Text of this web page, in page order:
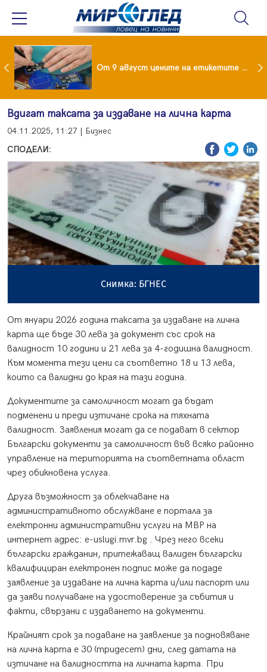
Проект за изграждане на 13-етажна "мегаджамия" разгневи жителите на Лондон От 9 август цените на етикетите само в евро
Вдигат таксата за издаване на лична карта
04.11.2025, 11:27 | Бизнес
СПОДЕЛИ:
Снимка: БГНЕС
От януари 2026 година таксата за издаване на лична
карта ще бъде 30 лева за документ със срок на
валидност 10 години и 21 лева за 4-годишна валидност.
Към момента тези цени са съответно 18 и 13 лева,
които са валидни до края на тази година.
Документите за самоличност могат да бъдат
подменени и преди изтичане срока на тяхната
валидност. Заявления могат да се подават в сектор
Български документи за самоличност във всяко районно
управление на територията на съответната област
чрез обикновена услуга.
Друга възможност за облекчаване на
административното обслужване е портала за
електронни административни услуги на МВР на
интернет адрес: e-uslugi.mvr.bg . Чрез него всеки
български гражданин, притежаващ валиден български
квалифициран електронен подпис може да подаде
заявление за издаване на лична карта и/или паспорт или
да заяви получаване на удостоверение за събития и
факти, свързани с издаването на документи.
Крайният срок за подаване на заявление за подновяване
на лична карта е 30 (тридесет) дни, след датата на
изтичане на валидността на личната карта. При